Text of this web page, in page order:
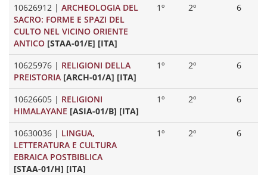
10626912 | ARCHEOLOGIA DEL
SACRO: FORME E SPAZI DEL
CULTO NEL VICINO ORIENTE
ANTICO [STAA-01/E] [ITA]
1º 2º 6
10625976 | RELIGIONI DELLA
PREISTORIA [ARCH-01/A] [ITA]
1º 2º 6
10626605 | RELIGIONI
HIMALAYANE [ASIA-01/B] [ITA]
1º 2º 6
10630036 | LINGUA,
LETTERATURA E CULTURA
EBRAICA POSTBIBLICA
[STAA-01/H] [ITA]
1º 2º 6